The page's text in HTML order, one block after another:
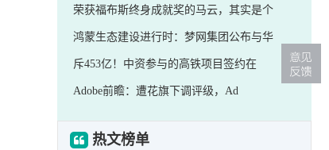
荣获福布斯终身成就奖的马云，其实是个
鸿蒙生态建设进行时：梦网集团公布与华
斥453亿！中资参与的高铁项目签约在
Adobe前瞻：遭花旗下调评级，Ad
热文榜单